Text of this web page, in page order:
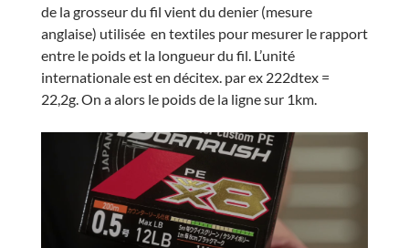
de la grosseur du fil vient du denier (mesure
anglaise) utilisée en textiles pour mesurer le rapport
entre le poids et la longueur du fil. L’unité
internationale est en décitex. par ex 222dtex =
22,2g. On a alors le poids de la ligne sur 1km.